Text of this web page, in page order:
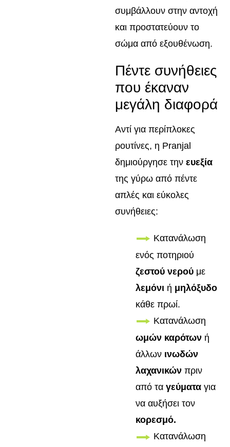
συμβάλλουν στην αντοχή
και προστατεύουν το
σώμα από εξουθένωση.
Πέντε συνήθειες
που έκαναν
μεγάλη διαφορά
Αντί για περίπλοκες
ρουτίνες, η Pranjal
δημιούργησε την ευεξία
της γύρω από πέντε
απλές και εύκολες
συνήθειες:
Κατανάλωση
ενός ποτηριού
ζεστού νερού με
λεμόνι ή μηλόξυδο
κάθε πρωί.
Κατανάλωση
ωμών καρότων ή
άλλων ινωδών
λαχανικών πριν
από τα γεύματα για
να αυξήσει τον
κορεσμό.
Κατανάλωση